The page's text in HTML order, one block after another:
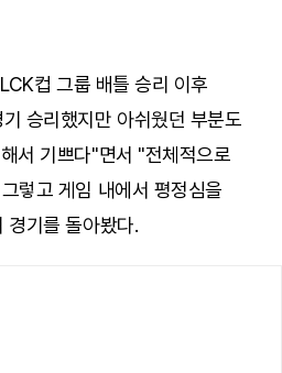
컵 그룹 배틀 승리 이후
승리했지만 아쉬웠던 부분도
서 기쁘다"면서 "전체적으로
렇고 게임 내에서 평정심을
경기를 돌아봤다.